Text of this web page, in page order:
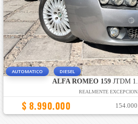
AUTOMATICO DIESEL
ALFA ROMEO 159 JTDM
REALMENTE
$ 8.990.000